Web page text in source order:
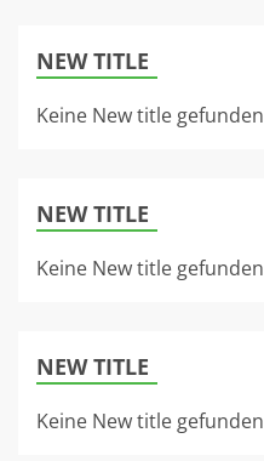
NEW TITLE
Keine New title gefunden
NEW TITLE
Keine New title gefunden
NEW TITLE
Keine New title gefunden